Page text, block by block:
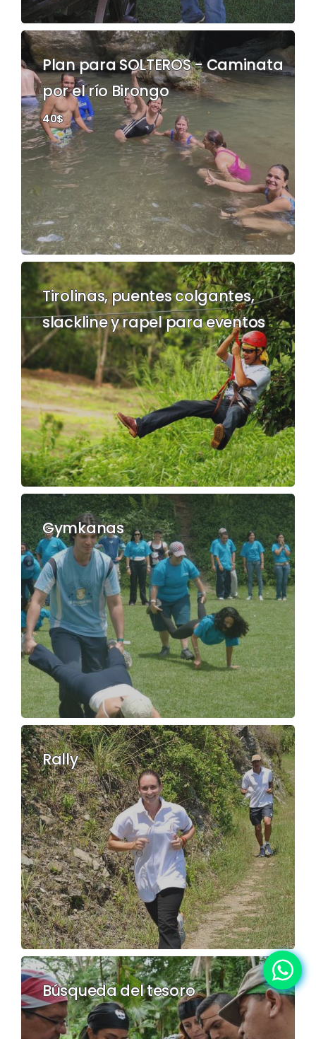
Plan para SOLTEROS - Caminata
por el río Birongo
40$
Tirolinas, puentes colgantes,
slackline y rapel para eventos
Gymkanas
Rally
Búsqueda del tesoro